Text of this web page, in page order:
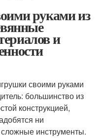
руками из
и
своими руками
большинство из
конструкцией,
ни
инструменты.